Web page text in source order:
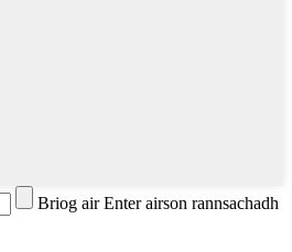
Briog air Enter airson rannsachadh